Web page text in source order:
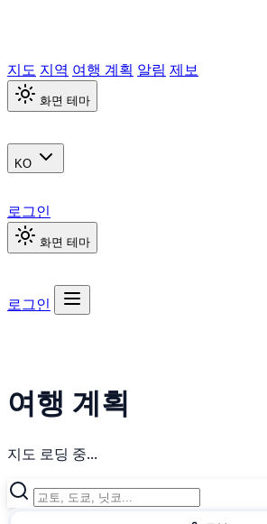
지도 지역 여행 계획 알림 제보
화면 테마
KO
로그인
화면 테마
로그인
여행 계획
지도 로딩 중...